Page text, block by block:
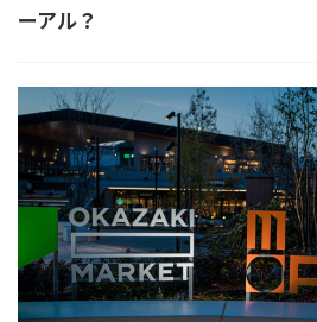
ーアル？